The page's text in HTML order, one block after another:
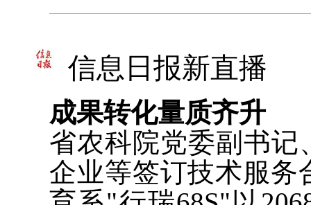
信息日报新直播
成果转化量质齐升
省农科院党委副书记
企业等签订技术服务